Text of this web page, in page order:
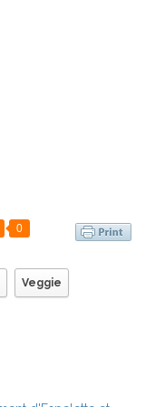
0
Veggie